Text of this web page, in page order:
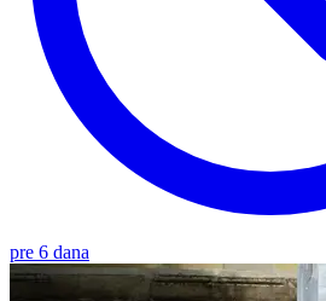
pre 6 dana